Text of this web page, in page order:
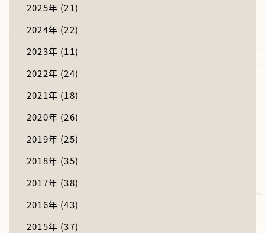
2025年 (21)
2024年 (22)
2023年 (11)
2022年 (24)
2021年 (18)
2020年 (26)
2019年 (25)
2018年 (35)
2017年 (38)
2016年 (43)
2015年 (37)